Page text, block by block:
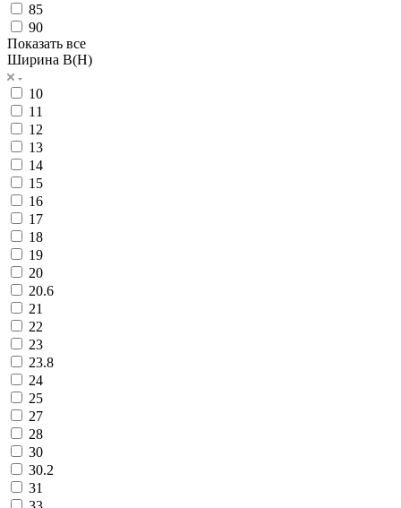
85
90
Показать все
Ширина B(H)
10
11
12
13
14
15
16
17
18
19
20
20.6
21
22
23
23.8
24
25
27
28
30
30.2
31